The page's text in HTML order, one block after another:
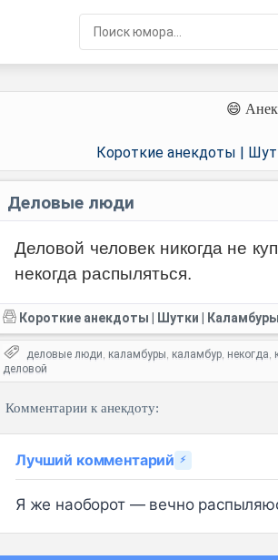
😄
Короткие анекдоты |
Деловые люди
Деловой человек никогда не
некогда распыляться.
Короткие анекдоты | Шутки | Каламбуры
деловые люди, каламбуры, каламбур, некогда,
деловой
Комментарии к анекдоту:
Лучший комментарий ⚡
Я же наоборот — вечно